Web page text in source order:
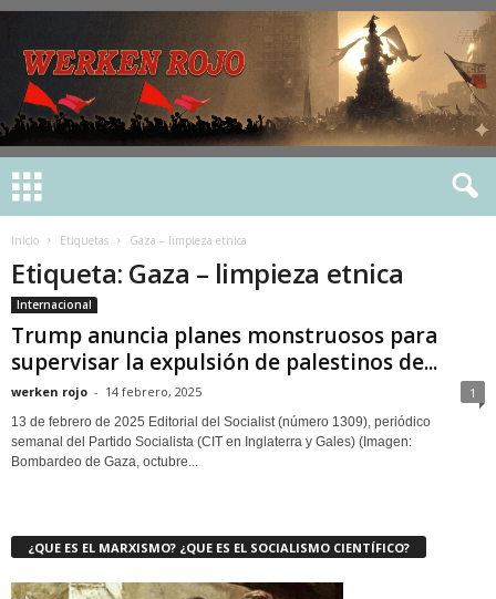
Inicio Etiquetas Gaza – limpieza etnica
Etiqueta: Gaza – limpieza etnica
Internacional
Trump anuncia planes monstruosos para
supervisar la expulsión de palestinos de...
werken rojo - 14 febrero, 2025 1
13 de febrero de 2025 Editorial del Socialist (número 1309), periódico
semanal del Partido Socialista (CIT en Inglaterra y Gales) (Imagen:
Bombardeo de Gaza, octubre...
¿QUE ES EL MARXISMO? ¿QUE ES EL SOCIALISMO CIENTÍFICO?